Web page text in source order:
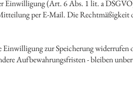
Einwilligung (Art. 6 Abs. 1 lit. a
per E-Mail. Die Rechtmäßigkeit
zur Speicherung widerrufen
Aufbewahrungsfristen - bleiben